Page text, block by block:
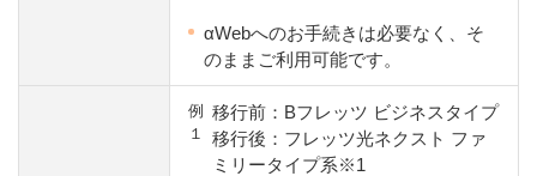
αWebへのお手続きは必要なく、そ
のままご利用可能です。
例
１
移行前：Bフレッツ ビジネスタイプ
移行後：フレッツ光ネクスト ファ
ミリータイプ系※1